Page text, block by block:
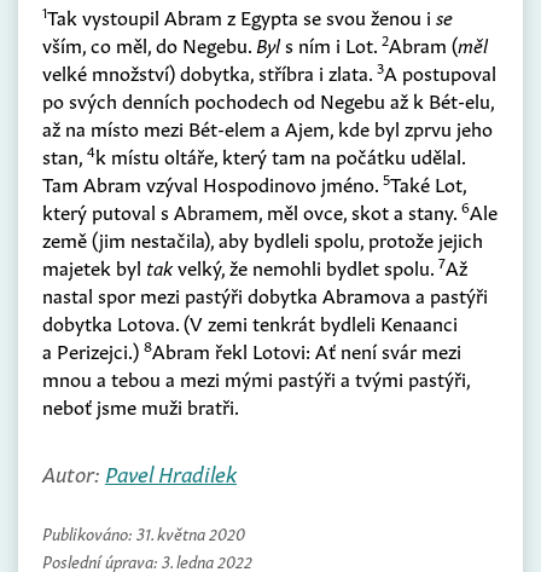
1Tak vystoupil Abram z Egypta se svou ženou i se
vším, co měl, do Negebu. Byls ním i Lot. 2Abram (měl
velké množství) dobytka, stříbra i zlata. 3A postupoval
po svých denních pochodech od Negebu až k Bét-elu,
až na místo mezi Bét-elem a Ajem, kde byl zprvu jeho
stan, 4k místu oltáře, který tam na počátku udělal.
Tam Abram vzýval Hospodinovo jméno. 5Také Lot,
který putoval s Abramem, měl ovce, skot a stany. 6Ale
země (jim nestačila), aby bydleli spolu, protože jejich
majetek byl takvelký, že nemohli bydlet spolu. 7Až
nastal spor mezi pastýři dobytka Abramova a pastýři
dobytka Lotova. (V zemi tenkrát bydleli Kenaanci
a Perizejci.) 8Abram řekl Lotovi: Ať není svár mezi
mnou a tebou a mezi mými pastýři a tvými pastýři,
neboť jsme muži bratři.
Autor: Pavel Hradilek
Publikováno: 31. května 2020
Poslední úprava: 3. ledna 2022